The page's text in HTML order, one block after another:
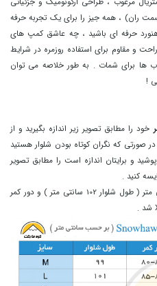
، همه جیز را برای یک تجربه حرفه
حرفه ای باشید ، چه عاشق کمپ های
و مقاوم برای استفاده روزمره در شرایط
ها برای شمات . به طور خلاصه می توان
!
خود را مطابق تصویر زیر اندازه بگیرید و از
صورتی که نگران کوتاه بودن شلوار هستید
و برایتان اندازه است را مطابق تصویر
کنید .
: سایز مدل ما با قد 175 سانتی متر ( طول شلوار 102 سانتی متر ) و دور کمر